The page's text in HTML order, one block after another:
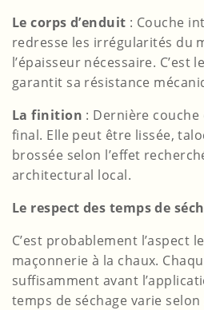
Le corps d’enduit : Couche
redresse les irrégularités du
l’épaisseur nécessaire. C’est
garantit sa résistance
La finition : Dernière couche
final. Elle peut être lissée,
brossée selon l’effet
architectural local.
Le respect des temps de
C’est probablement l’aspect
maçonnerie à la chaux.
suffisamment avant
temps de séchage varie selon